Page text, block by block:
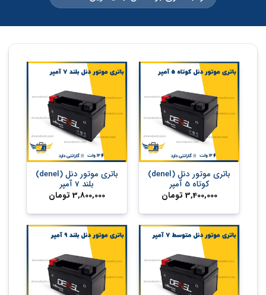
باتری موتور دنل (denel)
کوتاه 5 آمپر
3,400,000 تومان
باتری موتور دنل (denel)
بلند 7 آمپر
3,800,000 تومان